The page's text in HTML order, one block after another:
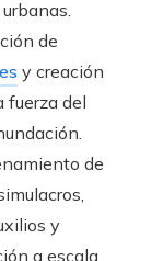
de
y creación
fuerza del
de
y
a escala